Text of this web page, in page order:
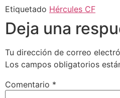
Etiquetado Hércules CF
Deja una
Tu dirección de correo
Los campos obligatorios
Comentario *